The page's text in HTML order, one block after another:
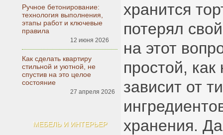
Ручное бетонирование:
технология выполнения,
этапы работ и ключевые
правила
12 июня 2026
Как сделать квартиру
стильной и уютной, не
спустив на это целое
состояние
27 апреля 2026
МЕБЕЛЬ И ИНТЕРЬЕР
хранится
потерял
на этот
простой,
зависит от
хранения.